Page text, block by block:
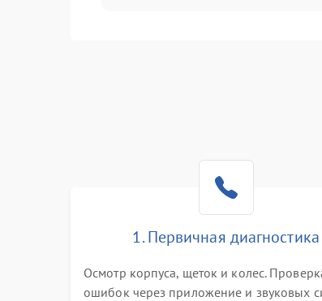
Программные сбои
1. Первичная диагностика
Осмотр корпуса, щеток и колес.
ошибок через приложение и звуковых